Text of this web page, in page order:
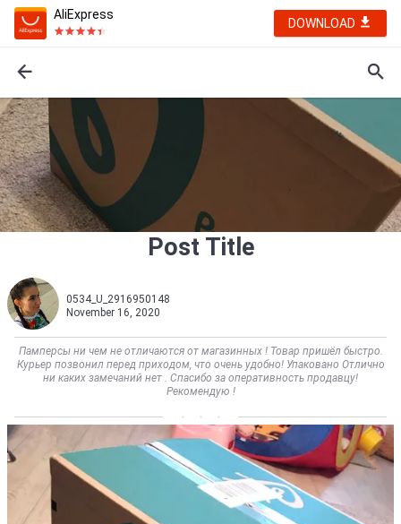
AliExpress
DOWNLOAD
Post Title
0534_U_2916950148
November 16, 2020
Памперсы ни чем не отличаются от магазинных ! Товар пришёл быстро.
Курьер позвонил перед приходом, что очень удобно! Упаковано Отлично
ни каких замечаний нет . Спасибо за оперативность продавцу!
Рекомендую !